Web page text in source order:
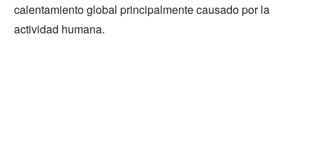
calentamiento global principalmente causado por la
actividad humana.